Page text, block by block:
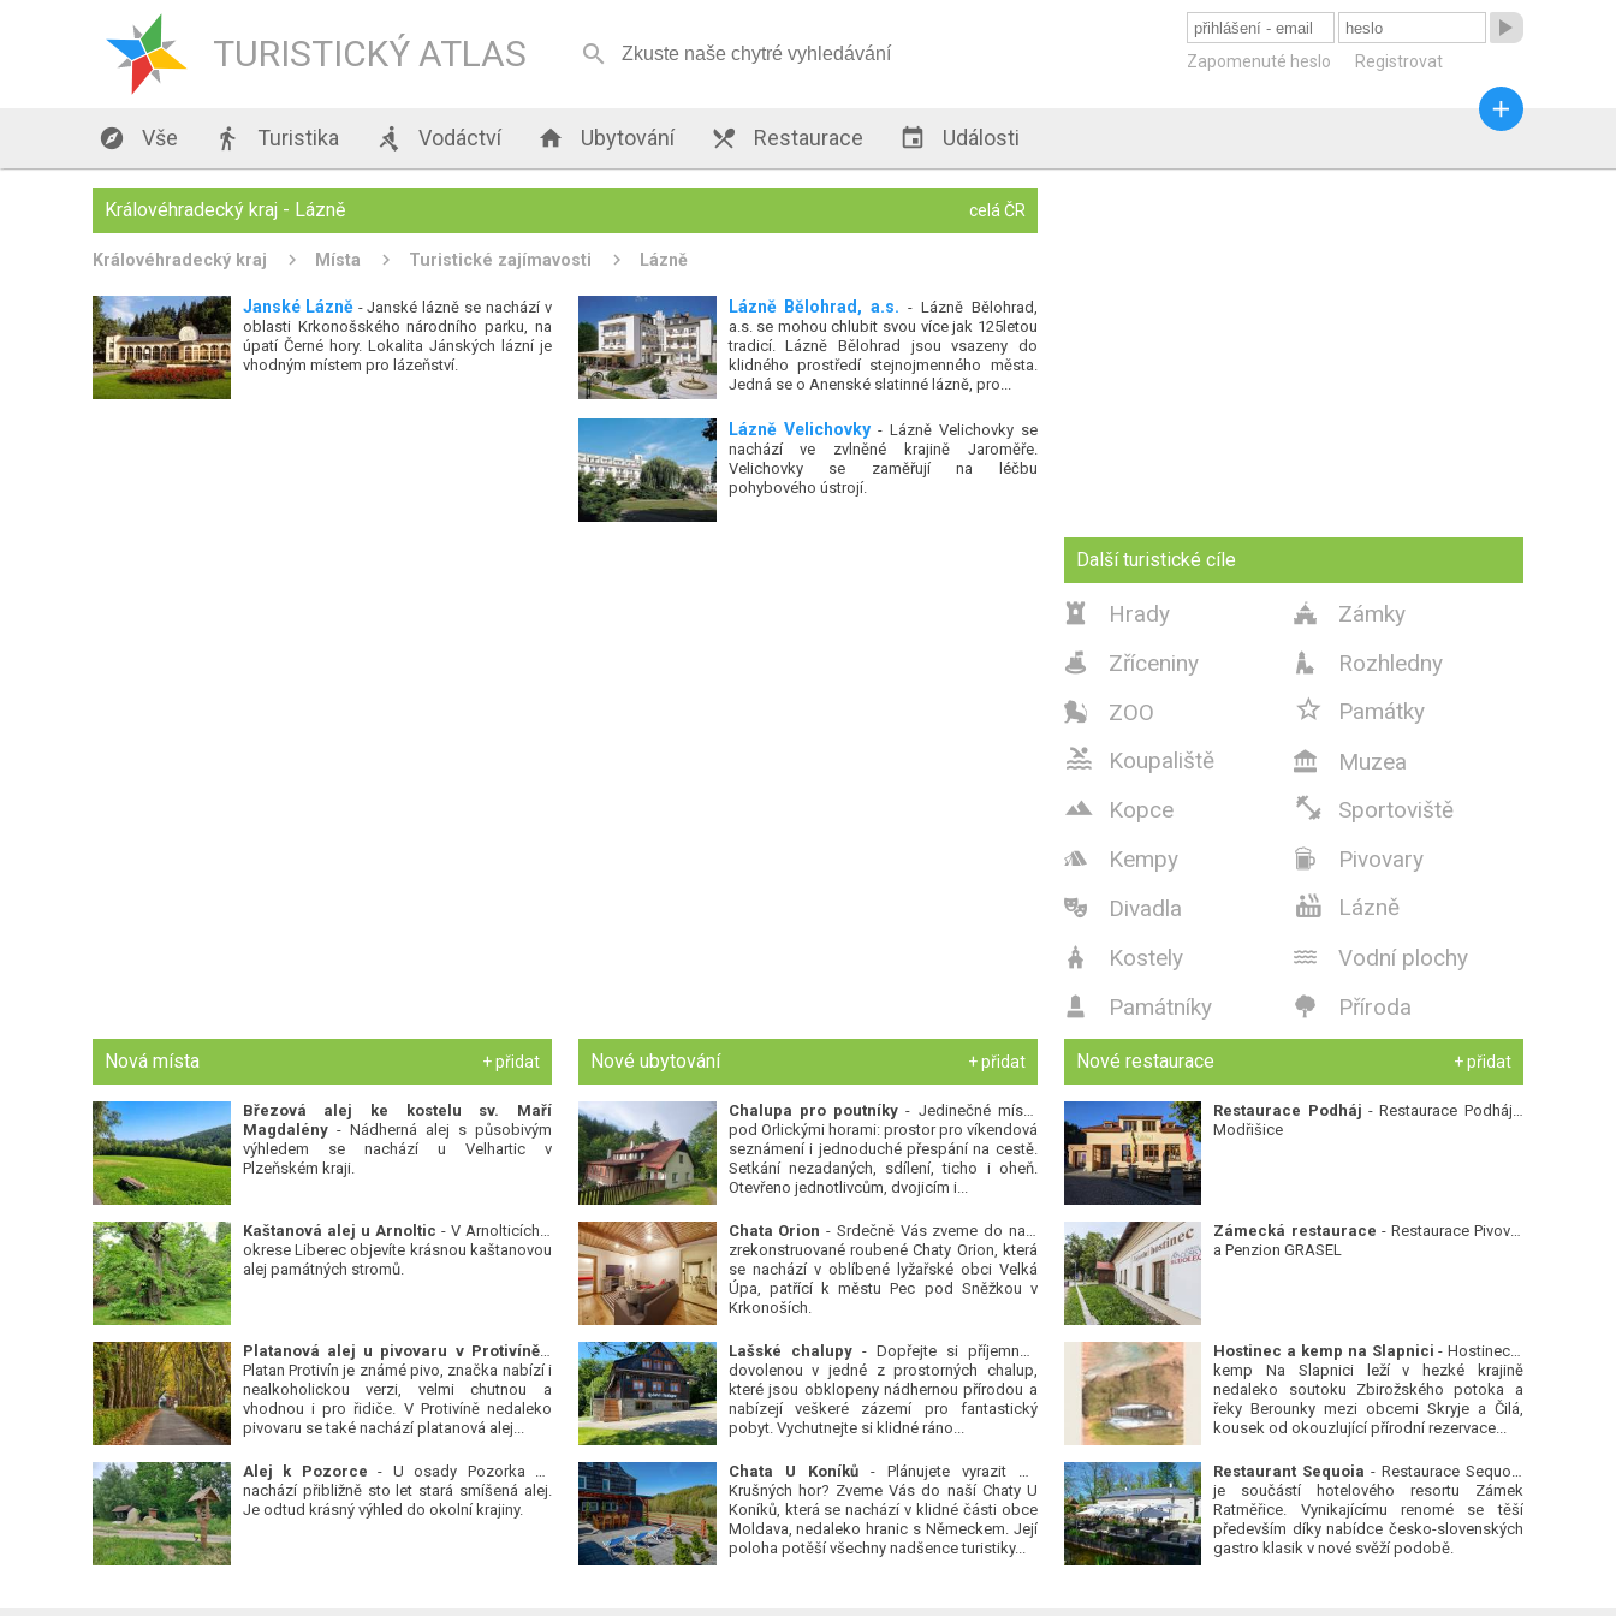
TURISTICKÝ ATLAS 

Zapomenuté heslo Registrovat
 Vše  Turistika  Vodáctví  Ubytování  Restaurace  Události

Královéhradecký kraj - Lázně celá ČR
Královéhradecký kraj Místa Turistické zajímavosti Lázně
Lázně Bělohrad, a.s. - Lázně Bělohrad,
a.s. se mohou chlubit svou více jak 125letou
tradicí. Lázně Bělohrad jsou vsazeny do
klidného prostředí stejnojmenného města.
Jedná se o Anenské slatinné lázně, pro...
Janské Lázně- Janské lázně se nachází v
oblasti Krkonošského národního parku, na
úpatí Černé hory. Lokalita Jánských lázní je
vhodným místem pro lázeňství.
Lázně Velichovky- Lázně Velichovky se
nachází ve zvlněné krajině Jaroměře.
Velichovky se zaměřují na léčbu
pohybového ústrojí.
Další turistické cíle
 Hrady  Zámky
 Zříceniny  Rozhledny
 ZOO  Památky
 Koupaliště  Muzea
 Kopce  Sportoviště
 Kempy  Pivovary
 Divadla  Lázně
 Kostely  Vodní plochy
 Památníky  Příroda
Nová místa + přidat
Březová alej ke kostelu sv. Maří
Magdalény- Nádherná alej s působivým
výhledem se nachází u Velhartic v
Plzeňském kraji.
Kaštanová alej u Arnoltic - V Arnolticích v
okrese Liberec objevíte krásnou kaštanovou
alej památných stromů.
Platanová alej u pivovaru v Protivíně-
Platan Protivín je známé pivo, značka nabízí i
nealkoholickou verzi, velmi chutnou a
vhodnou i pro řidiče. V Protivíně nedaleko
pivovaru se také nachází platanová alej...
Alej k Pozorce - U osady Pozorka se
nachází přibližně sto let stará smíšená alej.
Je odtud krásný výhled do okolní krajiny.
Nové ubytování + přidat
Chalupa pro poutníky - Jedinečné místo
pod Orlickými horami: prostor pro víkendová
seznámení i jednoduché přespání na cestě.
Setkání nezadaných, sdílení, ticho i oheň.
Otevřeno jednotlivcům, dvojicím i...
Chata Orion - Srdečně Vás zveme do naší
zrekonstruované roubené Chaty Orion, která
se nachází v oblíbené lyžařské obci Velká
Úpa, patřící k městu Pec pod Sněžkou v
Krkonoších.
Lašské chalupy- Dopřejte si příjemnou
dovolenou v jedné z prostorných chalup,
které jsou obklopeny nádhernou přírodou a
nabízejí veškeré zázemí pro fantastický
pobyt. Vychutnejte si klidné ráno...
Chata U Koníků- Plánujete vyrazit do
Krušných hor? Zveme Vás do naší Chaty U
Koníků, která se nachází v klidné části obce
Moldava, nedaleko hranic s Německem. Její
poloha potěší všechny nadšence turistiky...
Nové restaurace + přidat
Restaurace Podháj - Restaurace Podháj -
Modřišice
Zámecká restaurace - Restaurace Pivovar
a Penzion GRASEL
Hostinec a kemp na Slapnici - Hostinec a
kemp Na Slapnici leží v hezké krajině
nedaleko soutoku Zbirožského potoka a
řeky Berounky mezi obcemi Skryje a Čilá,
kousek od okouzlující přírodní rezervace...
Restaurant Sequoia - Restaurace Sequoia
je součástí hotelového resortu Zámek
Ratměřice. Vynikajícímu renomé se těší
především díky nabídce česko-slovenských
gastro klasik v nové svěží podobě.